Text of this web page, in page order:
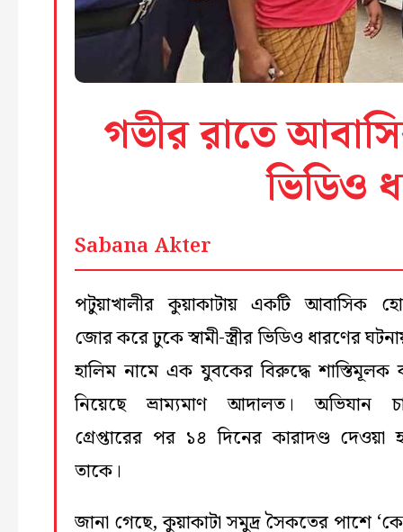
গভীর রাতে
ভিডিও
Sabana Akter
পটুয়াখালীর কুয়াকাটায় একটি আবাসিক
জোর করে ঢুকে স্বামী-স্ত্রীর ভিডিও ধারণের
হালিম নামে এক যুবকের বিরুদ্ধে শাস্তিমূলক
নিয়েছে ভ্রাম্যমাণ আদালত। অভিযান
গ্রেপ্তারের পর ১৪ দিনের কারাদণ্ড দেওয়া
তাকে।
জানা গেছে, কুয়াকাটা সমুদ্র সৈকতের পাশে